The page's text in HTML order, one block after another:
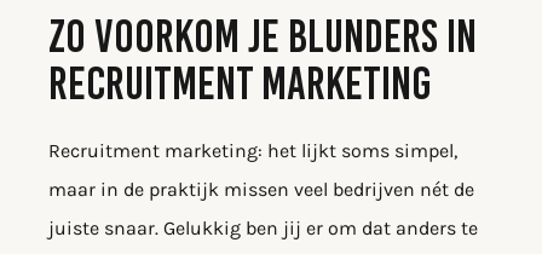
ZO VOORKOM JE BLUNDERS IN
RECRUITMENT MARKETING
Recruitment marketing: het lijkt soms simpel,
maar in de praktijk missen veel bedrijven nét de
juiste snaar. Gelukkig ben jij er om dat anders te